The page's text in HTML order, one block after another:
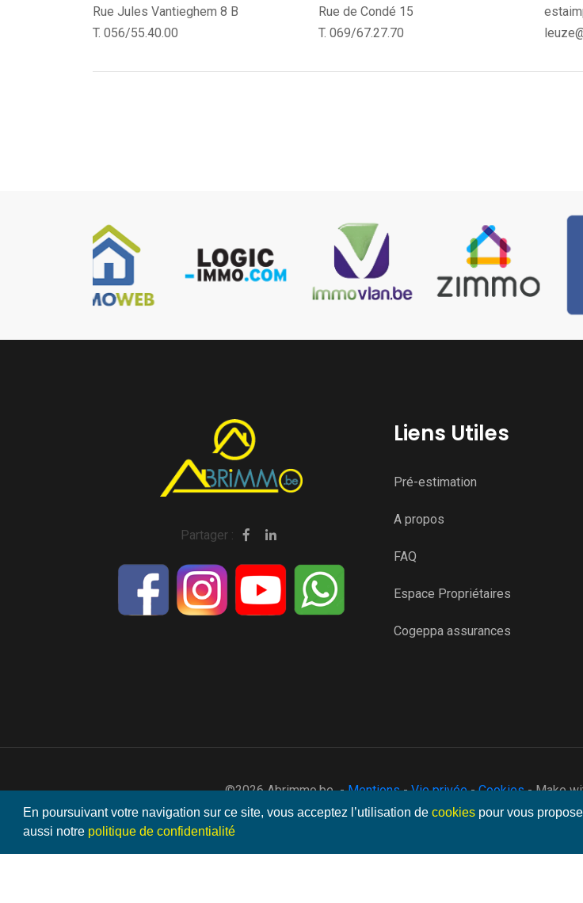
En poursuivant votre navigation sur ce site, vous acceptez l’utilisation de cookiespour vous
aussi notre politique de confidentialité
Rue Jules Vantieghem 8 B
T. 056/55.40.00
Rue de Condé 15
T. 069/67.27.70
Partager :
Liens Utiles
Pré-estimation
A propos
FAQ
Espace Propriétaires
Cogeppa assurances
©2026 Abrimmo.be -Mentions-Vie privée-Cookies- Make